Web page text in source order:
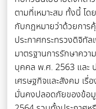
ตามที่เหมาะสม ทั้งนี้ โ
กับกฎหมายว่าด้วยกา
ประกาศกระทรวงดิจิทัล
มาตรฐานการรักษาคว
บุคคล พ.ศ. 2563 และ
เศรษฐกิจและสังคม เรื่
มั่นคงปลอดภัยของข้อ